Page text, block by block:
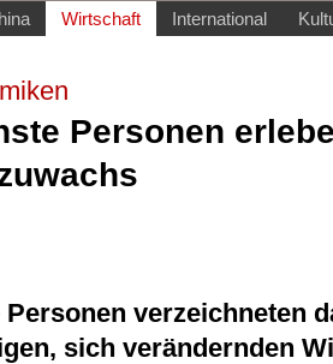
Personen
verzeichneten
sich verändernden